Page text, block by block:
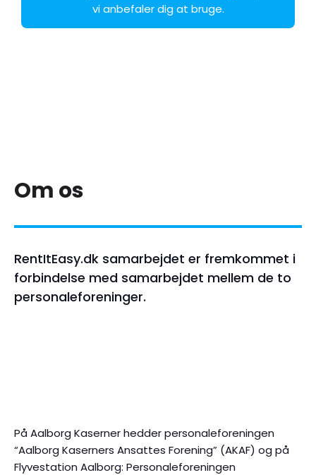
vi anbefaler dig at bruge.
Om os
RentItEasy.dk samarbejdet er fremkommet i
forbindelse med samarbejdet mellem de to
personaleforeninger.
På Aalborg Kaserner hedder personaleforeningen
“Aalborg Kaserners Ansattes Forening” (AKAF) og på
Flyvestation Aalborg: Personaleforeningen